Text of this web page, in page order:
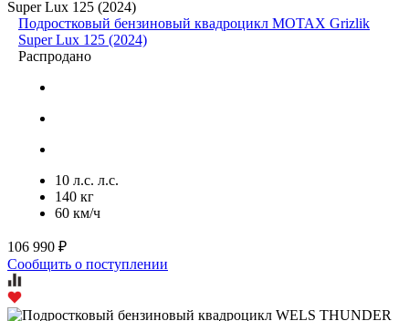
Подростковый бензиновый квадроцикл MOTAX Grizlik
Super Lux 125 (2024)
Распродано
10 л.с. л.с.
140 кг
60 км/ч
106 990 ₽
Сообщить о поступлении